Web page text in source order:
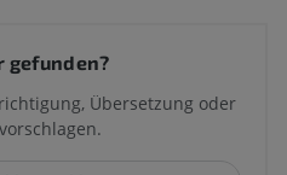
gefunden?
Übersetzung oder